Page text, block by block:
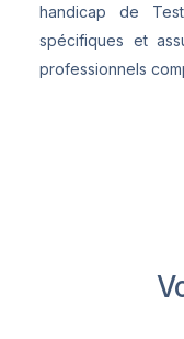
handicap de
spécifiques et
professionnels